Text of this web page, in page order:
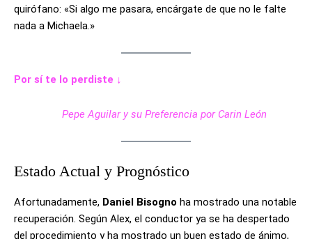
quirófano: «Si algo me pasara, encárgate de que no le falte
nada a Michaela.»
Por sí te lo perdiste ↓
Pepe Aguilar y su Preferencia por Carin León
Estado Actual y Prognóstico
Afortunadamente, Daniel Bisogno ha mostrado una notable
recuperación. Según Alex, el conductor ya se ha despertado
del procedimiento y ha mostrado un buen estado de ánimo,